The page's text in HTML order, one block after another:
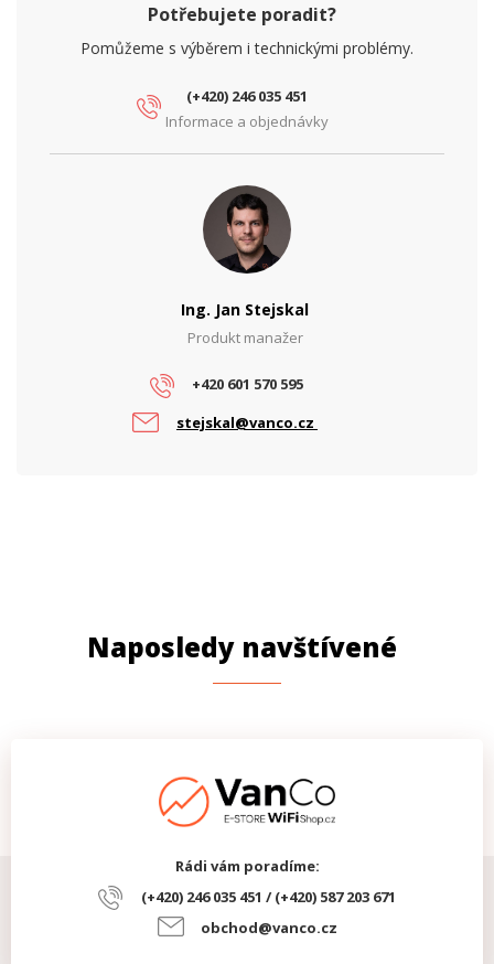
Ne
Zálohovaný
PARAMETRY ETHERNET
48, 27.6
Potřebujete poradit?
Pomůžeme s výběrem i technickými problémy.
(+420) 246 035 451
Informace a objednávky
Ing. Jan Stejskal
Produkt manažer
+420 601 570 595
stejskal@vanco.cz
Naposledy navštívené
Rádi vám poradíme:
(+420) 246 035 451 / (+420) 587 203 671
obchod@vanco.cz